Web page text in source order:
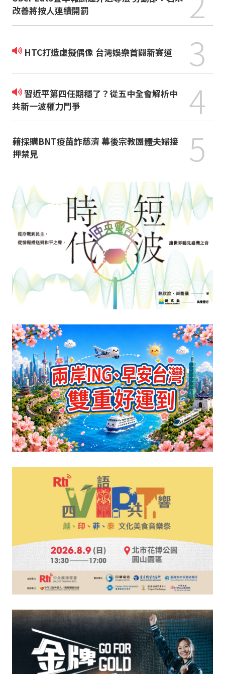
改善將按人連續開罰
HTC打造虛擬偶像 台灣娛樂首闢新賽道 3
習近平第四任期穩了？從五中全會解析中
共新一波權力鬥爭
4
藉採購BNT疫苗詐慈濟 幕後宗教團體夫婦接
押禁見
5